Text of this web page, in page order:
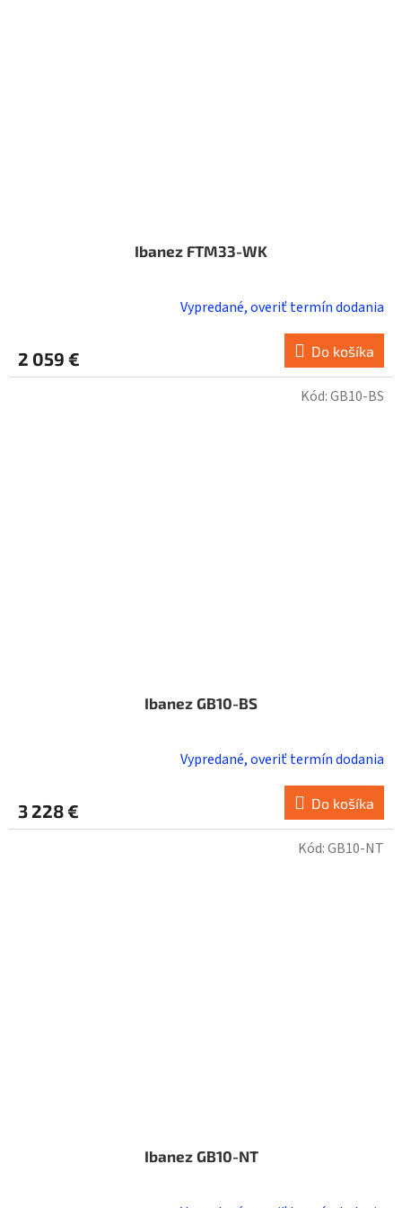
Ibanez FTM33-WK
Vypredané, overiť termín dodania
2 059 € Do košíka
Ibanez GB10-BS
Vypredané, overiť termín dodania
3 228 € Do košíka
Kód:GB10-BS
Ibanez GB10-NT
Kód:GB10-NT